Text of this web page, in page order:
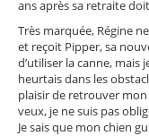
ans après sa retraite
Très marquée, Régine
et reçoit Pipper, sa
d’utiliser la canne, mais
heurtais dans les
plaisir de retrouver
veux, je ne suis pas
Je sais que mon chien